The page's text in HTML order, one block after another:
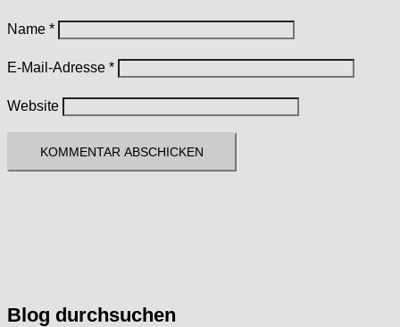
Name *
E-Mail-Adresse *
Website
Blog durchsuchen